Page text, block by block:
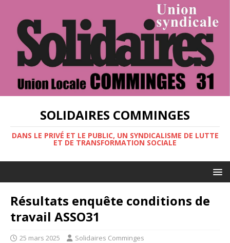
SOLIDAIRES COMMINGES
DANS LE PRIVÉ ET LE PUBLIC, UN SYNDICALISME DE LUTTE
ET DE TRANSFORMATION SOCIALE
Résultats enquête conditions de
travail ASSO31
25 mars 2025 Solidaires Comminges